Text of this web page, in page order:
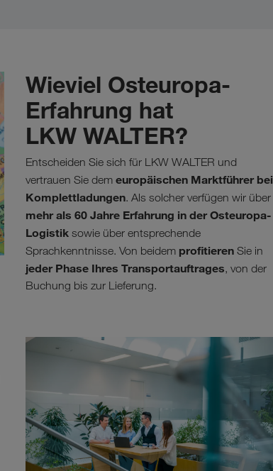
Wieviel Osteuropa-
Erfahrung hat
LKW WALTER?
Entscheiden Sie sich für LKW WALTER und
vertrauen Sie dem europäischen Marktführer bei
Komplettladungen. Als solcher verfügen wir über
mehr als 60 Jahre Erfahrung in der Osteuropa-
Logistik sowie über entsprechende
Sprachkenntnisse. Von beidem profitieren Sie in
jeder Phase Ihres Transportauftrages, von der
Buchung bis zur Lieferung.